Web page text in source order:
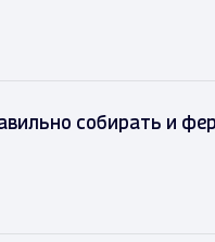
собирать и